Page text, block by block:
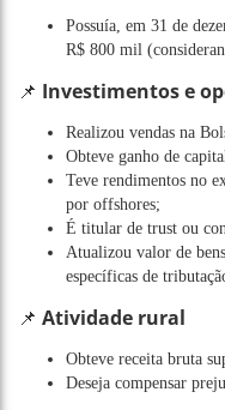
Possuía, em 31 de
R$ 800 mil
📌 Investimentos e
Realizou vendas na
Obteve ganho de
Teve rendimentos no
por offshores;
É titular de trust ou
Atualizou valor de
específicas de
📌 Atividade rural
Obteve receita bruta
Deseja compensar